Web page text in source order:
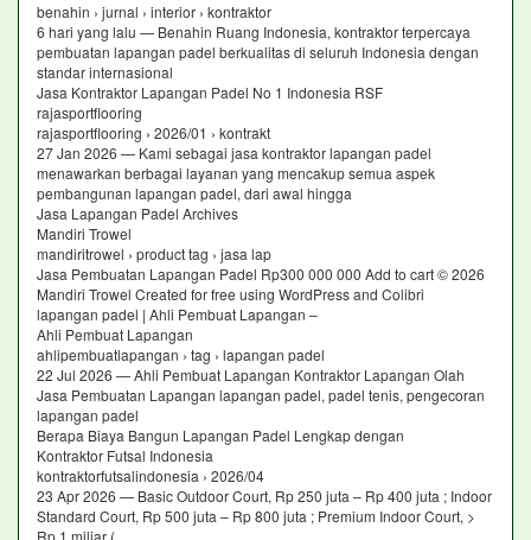
benahin › jurnal › interior › kontraktor
6 hari yang lalu — Benahin Ruang Indonesia, kontraktor terpercaya
pembuatan lapangan padel berkualitas di seluruh Indonesia dengan
standar internasional
Jasa Kontraktor Lapangan Padel No 1 Indonesia RSF
rajasportflooring
rajasportflooring › 2026/01 › kontrakt
27 Jan 2026 — Kami sebagai jasa kontraktor lapangan padel
menawarkan berbagai layanan yang mencakup semua aspek
pembangunan lapangan padel, dari awal hingga
Jasa Lapangan Padel Archives
Mandiri Trowel
mandiritrowel › product tag › jasa lap
Jasa Pembuatan Lapangan Padel Rp300 000 000 Add to cart © 2026
Mandiri Trowel Created for free using WordPress and Colibri
lapangan padel | Ahli Pembuat Lapangan –
Ahli Pembuat Lapangan
ahlipembuatlapangan › tag › lapangan padel
22 Jul 2026 — Ahli Pembuat Lapangan Kontraktor Lapangan Olah
Jasa Pembuatan Lapangan lapangan padel, padel tenis, pengecoran
lapangan padel
Berapa Biaya Bangun Lapangan Padel Lengkap dengan
Kontraktor Futsal Indonesia
kontraktorfutsalindonesia › 2026/04
23 Apr 2026 — Basic Outdoor Court, Rp 250 juta – Rp 400 juta ; Indoor
Standard Court, Rp 500 juta – Rp 800 juta ; Premium Indoor Court, >
Rp 1 miliar (